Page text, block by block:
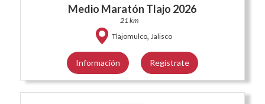
Medio Maratón Tlajo 2026
21 km
Tlajomulco, Jalisco
Información Regístrate